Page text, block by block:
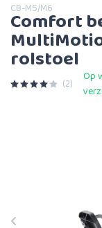
CB-M5/M6
Comfort
rolstoel
(2)
Op